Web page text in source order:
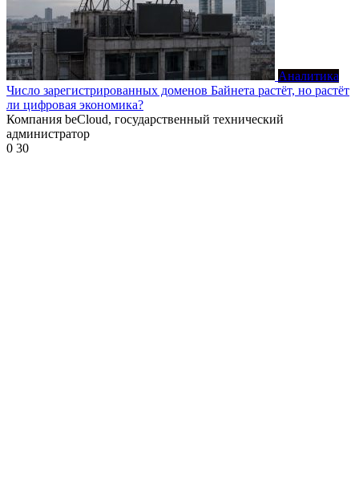
Аналитика
Число зарегистрированных доменов Байнета растёт, но растёт
ли цифровая экономика?
Компания beCloud, государственный технический
администратор
0 30